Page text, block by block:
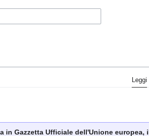
Leggi
Gazzetta Ufficiale dell'Unione europea,